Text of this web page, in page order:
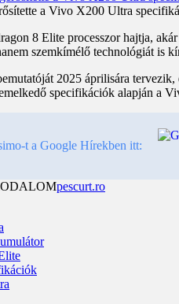
a Vivo X200 Ultra
8 Elite processzor hajtja, akár
szemkímélő technológiát is
2025 áprilisára
specifikációk alapján a
t a Google Hírekben itt:
pescurt.ro